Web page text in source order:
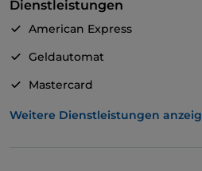
Dienstleistungen
American Express
Geldautomat
Mastercard
TheFork PAY
Weitere Dienstleistungen